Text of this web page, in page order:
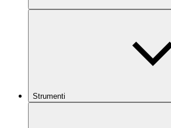
Strumenti